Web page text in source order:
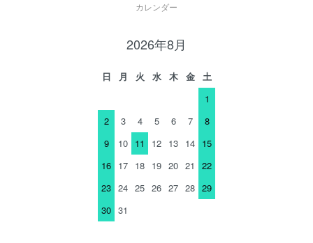
カレンダー
2026年8月
日 月 火 水 木 金
土
1
2
3 4 5 6 7
8
9
10 11 12 13 14 15
16 17 18 19 20 21
22
23 24 25 26 27 28 29
30 31